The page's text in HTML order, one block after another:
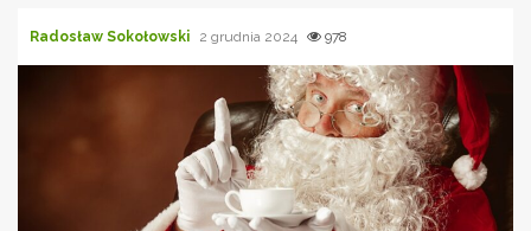
Radosław Sokołowski 2 grudnia 2024 978